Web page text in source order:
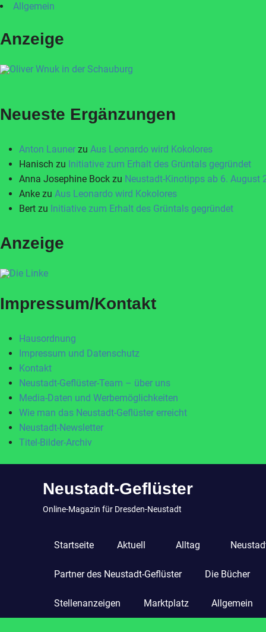
Allgemein
Anzeige
Neueste Ergänzungen
Anton Launer zu Aus Leonardo wird Kokolores
Hanisch zu Initiative zum Erhalt des Grüntals gegründet
Anna Josephine Bock zu Neustadt-Kinotipps ab 6. August
Anke zu Aus Leonardo wird Kokolores
Bert zu Initiative zum Erhalt des Grüntals gegründet
Anzeige
Impressum/Kontakt
Hausordnung
Impressum und Datenschutz
Kontakt
Neustadt-Geflüster-Team – über uns
Media-Daten und Werbemöglichkeiten
Wie man das Neustadt-Geflüster erreicht
Neustadt-Newsletter
Titel-Bilder-Archiv
Neustadt-Geflüster
Online-Magazin für Dresden-Neustadt
Startseite Aktuell Alltag
Partner des Neustadt-Geflüster Die Bücher
Stellenanzeigen Marktplatz Allgemein